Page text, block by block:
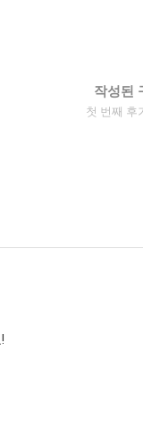
작성된
첫 번째 후